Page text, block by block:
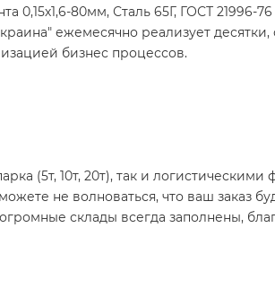
80мм, Сталь 65Г, ГОСТ 21996-
ежемесячно реализует десятки,
бизнес процессов.
(5т, 10т, 20т), так и
не волноваться, что ваш заказ
склады всегда заполнены,